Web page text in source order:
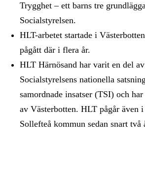
Trygghet – ett barns tre
Socialstyrelsen.
HLT-arbetet startade i
pågått där i flera år.
HLT Härnösand har varit en del
Socialstyrelsens nationella
samordnade insatser (TSI) och
av Västerbotten. HLT pågår även
Sollefteå kommun sedan snart två